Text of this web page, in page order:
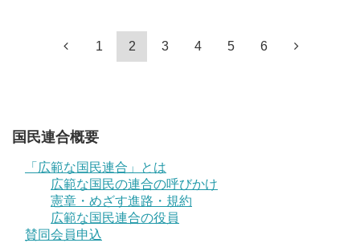
1 2 3 4 5 6
国民連合概要
「広範な国民連合」とは
広範な国民の連合の呼びかけ
憲章・めざす進路・規約
広範な国民連合の役員
賛同会員申込